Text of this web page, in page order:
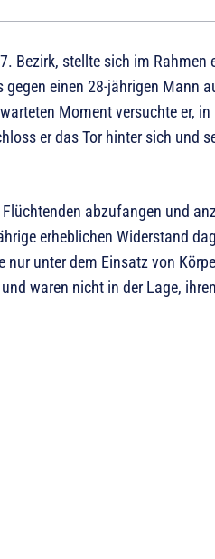
Bezirk, stellte sich im Rahmen
einen 28-jährigen Mann
Moment versuchte er, in
er das Tor hinter sich und
abzufangen und
erheblichen Widerstand
unter dem Einsatz von
waren nicht in der Lage,